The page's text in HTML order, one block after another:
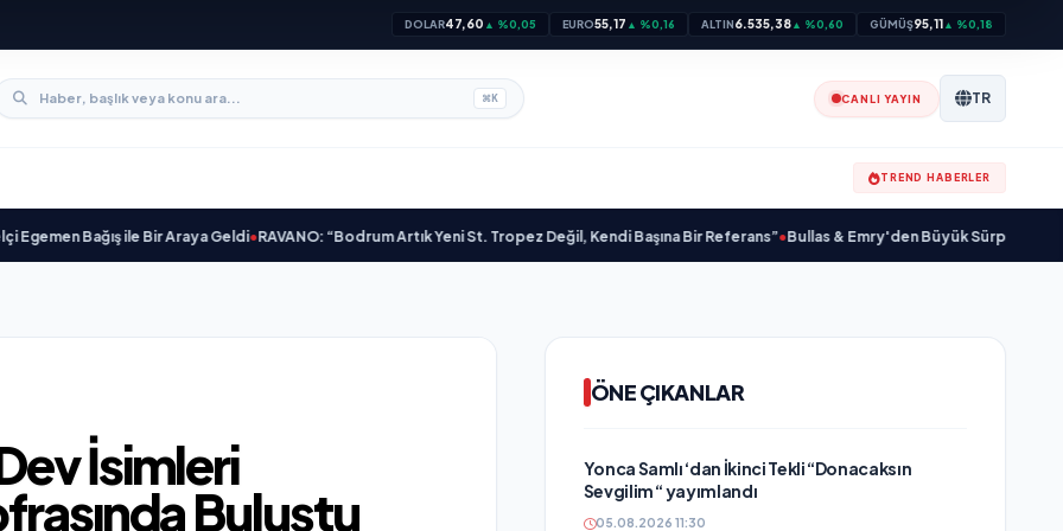
DOLAR47,60 ▲ %0,05 EURO55,17 ▲ %0,16 ALTIN6.535,38▲ %0,60 GÜMÜŞ95,11▲ %0,18
⌘K CANLI YAYIN TR
TREND HABERLER
ile Bir Araya Geldi•RAVANO: “Bodrum Artık Yeni St. Tropez Değil, Kendi Başına Bir Referans”•Bullas & Emry'den Büyük Sürpriz! "Kaç Kurtul"
İsimleri
Buluştu
ÖNE ÇIKANLAR
Yonca Samlı ‘dan İkinci Tekli “Donacaksın
Sevgilim “ yayımlandı
05.08.2026 11:30